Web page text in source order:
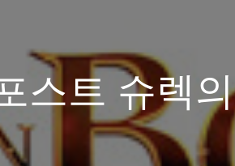
스트 슈렉의